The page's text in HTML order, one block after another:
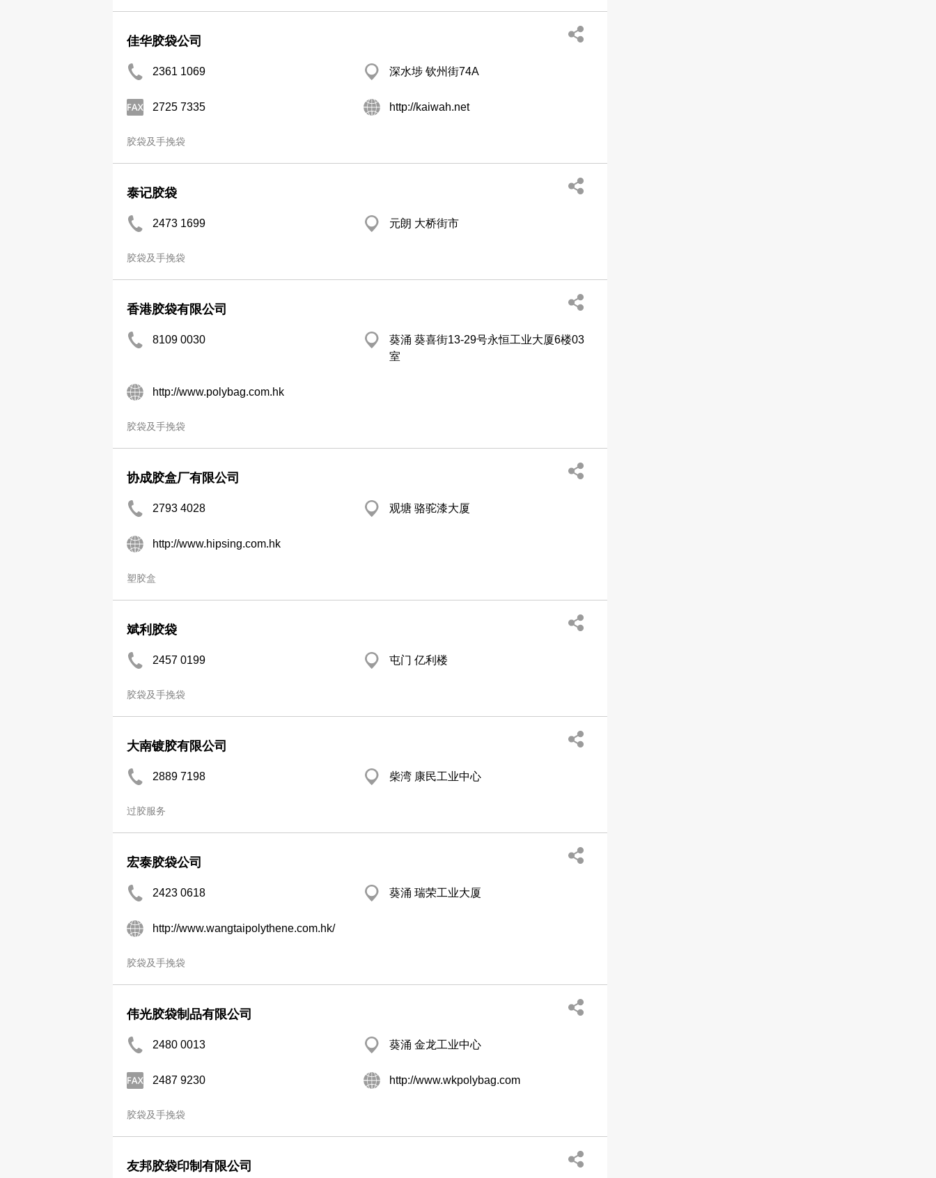
佳华胶袋公司
2361 1069 深水埗 钦州街74A
2725 7335 http://kaiwah.net
胶袋及手挽袋
泰记胶袋
2473 1699 元朗 大桥街市
胶袋及手挽袋
香港胶袋有限公司
8109 0030
葵涌 葵喜街13-29号永恒工业大厦6楼03
室
http://www.polybag.com.hk
胶袋及手挽袋
协成胶盒厂有限公司
2793 4028 观塘 骆驼漆大厦
http://www.hipsing.com.hk
塑胶盒
斌利胶袋
2457 0199 屯门 亿利楼
胶袋及手挽袋
大南镀胶有限公司
2889 7198 柴湾 康民工业中心
过胶服务
宏泰胶袋公司
2423 0618 葵涌 瑞荣工业大厦
http://www.wangtaipolythene.com.hk/
胶袋及手挽袋
伟光胶袋制品有限公司
2480 0013 葵涌 金龙工业中心
2487 9230 http://www.wkpolybag.com
胶袋及手挽袋
友邦胶袋印制有限公司